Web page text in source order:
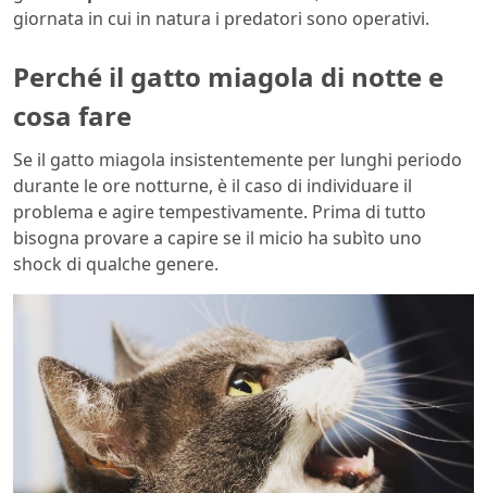
giornata in cui in natura i predatori sono operativi.
Perché il gatto miagola di notte e
cosa fare
Se il gatto miagola insistentemente per lunghi periodo
durante le ore notturne, è il caso di individuare il
problema e agire tempestivamente. Prima di tutto
bisogna provare a capire se il micio ha subìto uno
shock di qualche genere.